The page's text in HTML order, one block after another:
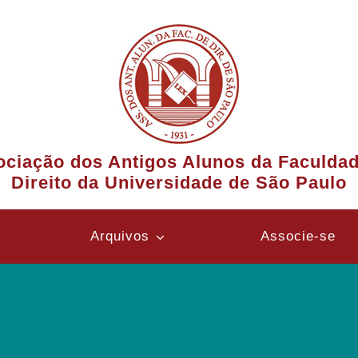
dos Antigos Alunos da
Direito da Universidade de São Paulo
Arquivos Associe-se